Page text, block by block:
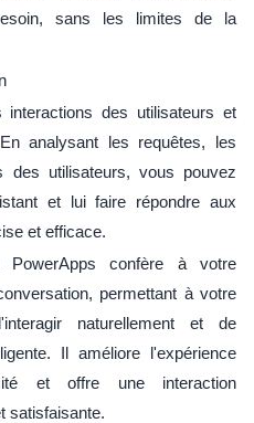
sans les limites de la
interactions des utilisateurs et
analysant les requêtes, les
des utilisateurs, vous pouvez
et lui faire répondre aux
et efficace.
PowerApps confère à votre
permettant à votre
naturellement et de
Il améliore l'expérience
et offre une interaction
satisfaisante.